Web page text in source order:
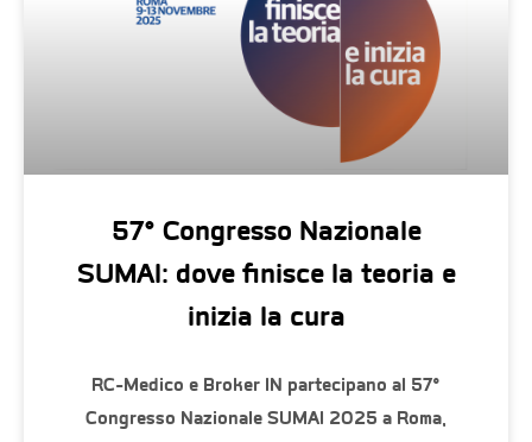
57° Congresso Nazionale
SUMAI: dove finisce la teoria e
inizia la cura
RC-Medico e Broker IN partecipano al 57°
Congresso Nazionale SUMAI 2025 a Roma,